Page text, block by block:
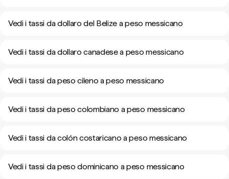
Vedi i tassi da dollaro del Belize a peso messicano
Vedi i tassi da dollaro canadese a peso messicano
Vedi i tassi da peso cileno a peso messicano
Vedi i tassi da peso colombiano a peso messicano
Vedi i tassi da colón costaricano a peso messicano
Vedi i tassi da peso dominicano a peso messicano